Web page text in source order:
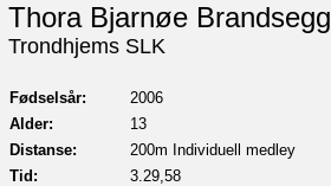
Thora Bjarnøe Brandsegg
Trondhjems SLK
Fødselsår:
2006
Alder:
13
Distanse:
200m Individuell medley
Tid:
3.29,58